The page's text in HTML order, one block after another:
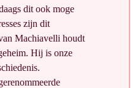
dit ook moge
zijn dit
Machiavelli houdt
Hij is onze